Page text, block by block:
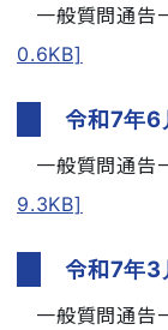
一般質問通告
0.6KB]
令和7年6
一般質問通告
9.3KB]
令和7年3
一般質問通告